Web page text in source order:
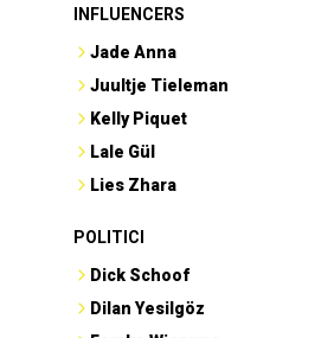
INFLUENCERS
Jade Anna
Juultje Tieleman
Kelly Piquet
Lale Gül
Lies Zhara
POLITICI
Dick Schoof
Dilan Yesilgöz